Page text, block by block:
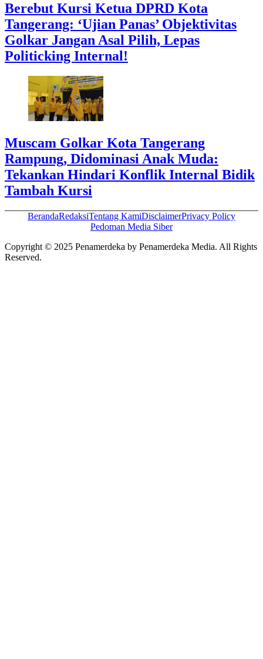
Berebut Kursi Ketua DPRD Kota
Tangerang: ‘Ujian Panas’ Objektivitas
Golkar Jangan Asal Pilih, Lepas
Politicking Internal!
Muscam Golkar Kota Tangerang
Rampung, Didominasi Anak Muda:
Tekankan Hindari Konflik Internal Bidik
Tambah Kursi
BerandaRedaksiTentang KamiDisclaimerPrivacy Policy
Pedoman Media Siber
Copyright © 2025 Penamerdeka by Penamerdeka Media. All Rights
Reserved.